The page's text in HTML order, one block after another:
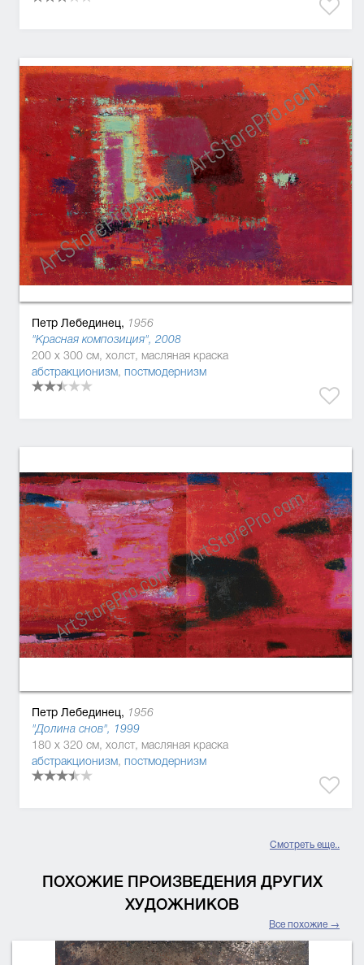
Петр Лебединец, 1956
"Красная композиция", 2008
200 x 300 см, холст, масляная краска
абстракционизм, постмодернизм
Петр Лебединец, 1956
"Долина снов", 1999
180 x 320 см, холст, масляная краска
абстракционизм, постмодернизм
Смотреть еще..
ПОХОЖИЕ ПРОИЗВЕДЕНИЯ ДРУГИХ
ХУДОЖНИКОВ
Все похожие →